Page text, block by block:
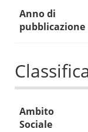
Anno di
pubblicazione
Ambito
Sociale